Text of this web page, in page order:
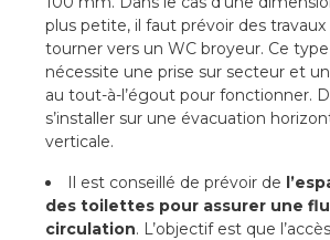
plus petite, il faut prévoir des travaux
tourner vers un WC broyeur. Ce
nécessite une prise sur secteur et
au tout-à-l’égout pour fonctionner.
s’installer sur une évacuation
verticale.
Il est conseillé de prévoir de
des toilettes pour assurer une
circulation. L’objectif est que